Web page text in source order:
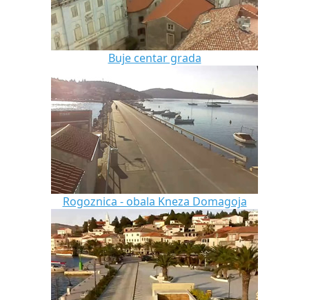
Buje centar grada
Rogoznica - obala Kneza Domagoja